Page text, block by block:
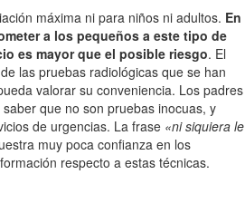
máxima ni para niños ni adultos. En
a los pequeños a este tipo de
es mayor que el posible riesgo. El
las pruebas radiológicas que se han
valorar su conveniencia. Los padres
que no son pruebas inocuas, y
de urgencias. La frase «ni siquiera le
muy poca confianza en los
respecto a estas técnicas.